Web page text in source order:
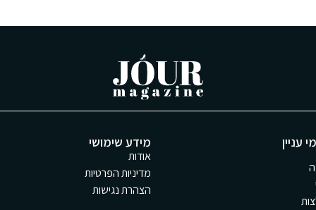
עניין מידע שימושי
אודות
מדיניות הפרטיות
הצהרת נגישות